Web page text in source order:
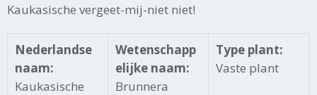
Kaukasische vergeet-mij-niet niet!
Nederlandse
naam:
Kaukasische
Wetenschapp
elijke naam:
Brunnera
Type plant:
Vaste plant